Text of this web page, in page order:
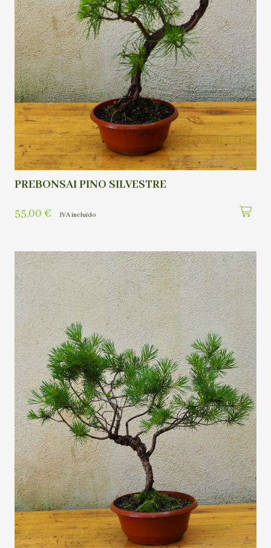
PREBONSAI PINO SILVESTRE
55,00 € IVA incluído